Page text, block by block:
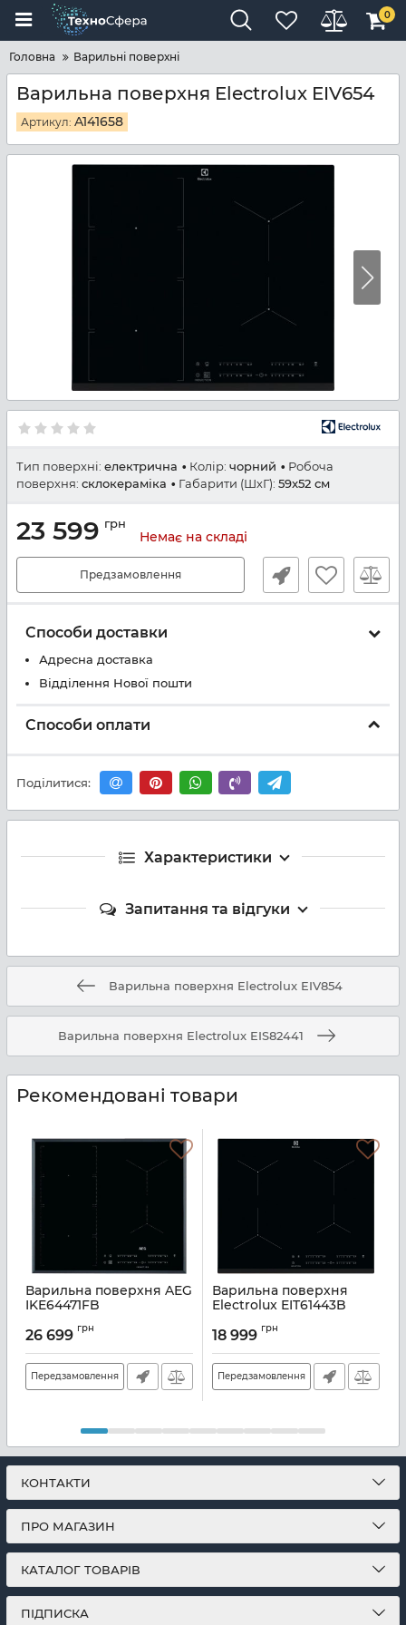
0
Головна Варильні поверхні
Варильна поверхня Electrolux EIV654
Артикул: A141658
Тип поверхні: електрична Колір: чорний
Робоча
поверхня: склокераміка Габарити (ШхГ): 59x52 см
23 599 грн
Немає на складі
Предзамовлення
Способи доставки
Адресна доставка
Відділення Нової пошти
Способи оплати
Поділитися:
Характеристики
Запитання та відгуки
Варильна поверхня Electrolux EIV854
Варильна поверхня Electrolux EIS82441
Рекомендовані товари
Варильна поверхня AEG
IKE64471FB
26 699 грн
Передзамовлення
Варильна поверхня
Electrolux EIT61443B
18 999 грн
Передзамовлення
КОНТАКТИ
ПРО МАГАЗИН
КАТАЛОГ ТОВАРІВ
ПІДПИСКА